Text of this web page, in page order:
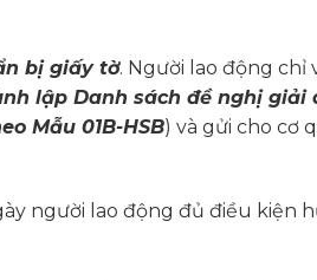
bị giấy tờ. Người lao động chỉ
lập Danh sách đề nghị giải
Mẫu 01B-HSB) và gửi cho cơ
người lao động đủ điều kiện